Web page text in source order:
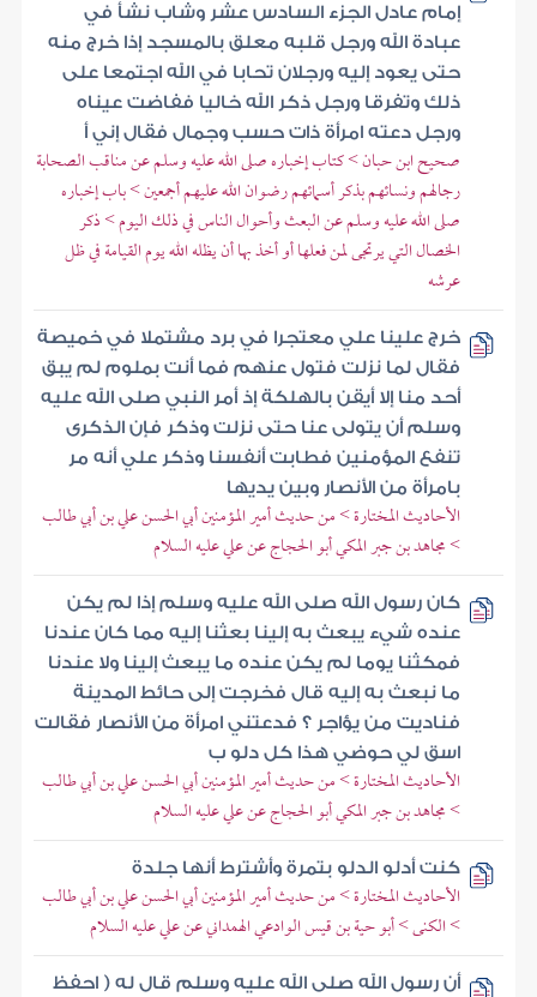
إمام عادل الجزء السادس عشر وشاب نشأ في
عبادة الله ورجل قلبه معلق بالمسجد إذا خرج منه
حتى يعود إليه ورجلان تحابا في الله اجتمعا على
ذلك وتفرقا ورجل ذكر الله خاليا ففاضت عيناه
ورجل دعته امرأة ذات حسب وجمال فقال إني أ
صحيح ابن حبان > كتاب إخباره صلى الله عليه وسلم عن مناقب الصحابة
رجالهم ونسائهم بذكر أسمائهم رضوان الله عليهم أجمعين > باب إخباره
صلى الله عليه وسلم عن البعث وأحوال الناس في ذلك اليوم > ذكر
الخصال التي يرتجى لمن فعلها أو أخذ بها أن يظله الله يوم القيامة في ظل
عرشه
خرج علينا علي معتجرا في برد مشتملا في خميصة
فقال لما نزلت فتول عنهم فما أنت بملوم لم يبق
أحد منا إلا أيقن بالهلكة إذ أمر النبي صلى الله عليه
وسلم أن يتولى عنا حتى نزلت وذكر فإن الذكرى
تنفع المؤمنين فطابت أنفسنا وذكر علي أنه مر
بامرأة من الأنصار وبين يديها
الأحاديث المختارة > من حديث أمير المؤمنين أبي الحسن علي بن أبي طالب
> مجاهد بن جبر المكي أبو الحجاج عن علي عليه السلام
كان رسول الله صلى الله عليه وسلم إذا لم يكن
عنده شيء يبعث به إلينا بعثنا إليه مما كان عندنا
فمكثنا يوما لم يكن عنده ما يبعث إلينا ولا عندنا
ما نبعث به إليه قال فخرجت إلى حائط المدينة
فناديت من يؤاجر ؟ فدعتني امرأة من الأنصار فقالت
اسق لي حوضي هذا كل دلو ب
الأحاديث المختارة > من حديث أمير المؤمنين أبي الحسن علي بن أبي طالب
> مجاهد بن جبر المكي أبو الحجاج عن علي عليه السلام
كنت أدلو الدلو بتمرة وأشترط أنها جلدة
الأحاديث المختارة > من حديث أمير المؤمنين أبي الحسن علي بن أبي طالب
> الكنى > أبو حية بن قيس الوادعي الهمداني عن علي عليه السلام
أن رسول الله صلى الله عليه وسلم قال له ( احفظ